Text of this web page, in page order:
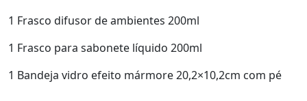
1 Frasco difusor de ambientes 200ml
1 Frasco para sabonete líquido 200ml
1 Bandeja vidro efeito mármore 20,2×10,2cm com pé